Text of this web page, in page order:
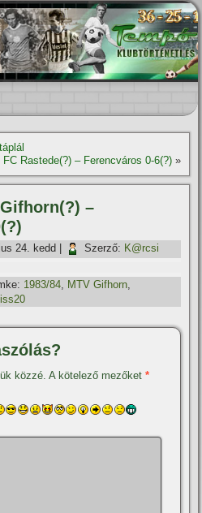
Rastede(?) – Ferencváros 0-6(?)»
–
24. kedd Szerző: K@rcsi
1983/84, MTV Gifhorn,
közzé. A kötelező mezőket*